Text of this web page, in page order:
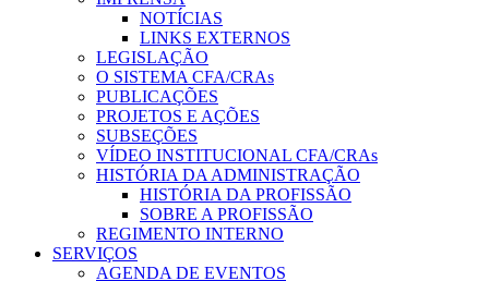
NOTÍCIAS
LINKS EXTERNOS
LEGISLAÇÃO
O SISTEMA CFA/CRAs
PUBLICAÇÕES
PROJETOS E AÇÕES
SUBSEÇÕES
VÍDEO INSTITUCIONAL CFA/CRAs
HISTÓRIA DA ADMINISTRAÇÃO
HISTÓRIA DA PROFISSÃO
SOBRE A PROFISSÃO
REGIMENTO INTERNO
SERVIÇOS
AGENDA DE EVENTOS